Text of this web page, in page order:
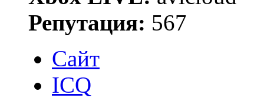
Репутация: 567
Сайт
ICQ